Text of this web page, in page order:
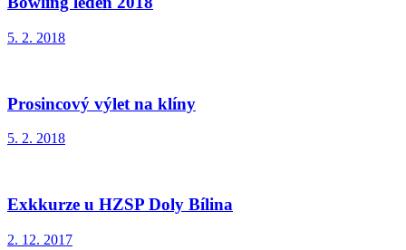
5. 2. 2018
Prosincový výlet na klíny
5. 2. 2018
Exkkurze u HZSP Doly Bílina
2. 12. 2017